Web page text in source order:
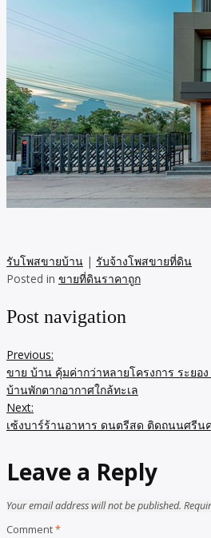
รับโพสขายบ้าน | รับจ้างโพสขายที่ดิน
Posted in ขายที่ดินราคาถูก
Post navigation
Previous:
ขาย บ้าน คุ้มค่ากว่าหลายโครงการ ระยอ
บ้านพักตากอากาศใกล้ทะเล
Next:
เซ้งบาร์ร้านอาหาร ดนตรีสด ติดถนนศรี
Leave a Reply
Your email address will not be published.
Comment*